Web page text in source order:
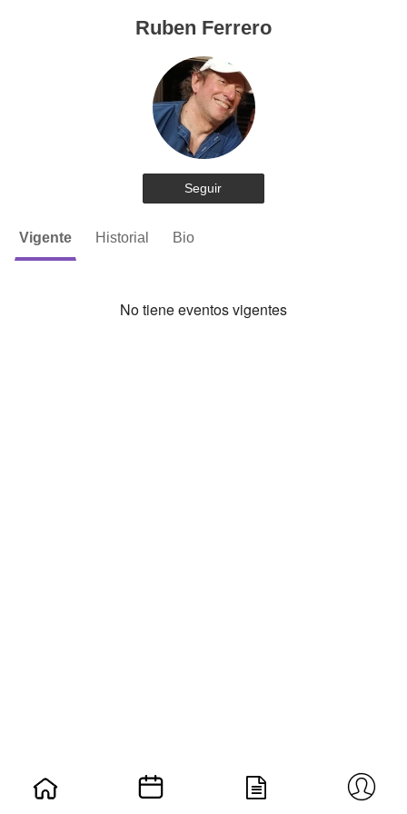
Ruben Ferrero
Seguir
Vigente Historial Bio
No tiene eventos vigentes